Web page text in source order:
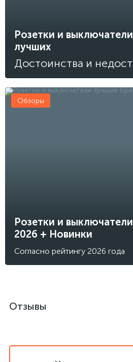
Розетки и
лучших
Достоинства и
Розетки и
2026 + Новинки
Согласно рейтингу 2026 года
Обзоры
Отзывы